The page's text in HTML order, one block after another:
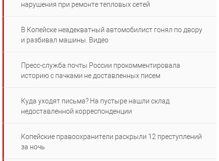
нарушения при ремонте тепловых сетей
В Копейске неадекватный автомобилист гонял по двору
и разбивал машины. Видео
Пресс-служба почты России прокомментировала
историю с пачками не доставленных писем
Куда уходят письма? На пустыре нашли склад
недоставленной корреспонденции
Копейские правоохранители раскрыли 12 преступлений
за ночь